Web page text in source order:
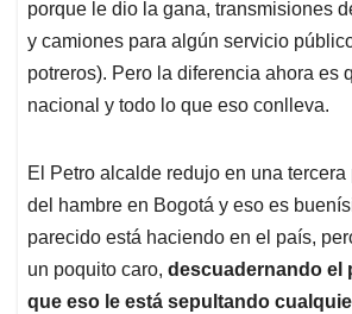
porque le dio la gana, transmisiones
y camiones para algún servicio
potreros). Pero la diferencia ahora es
nacional y todo lo que eso conlleva.
El Petro alcalde redujo en una
del hambre en Bogotá y eso es
parecido está haciendo en el país,
un poquito caro, descuadernando el
que eso le está sepultando